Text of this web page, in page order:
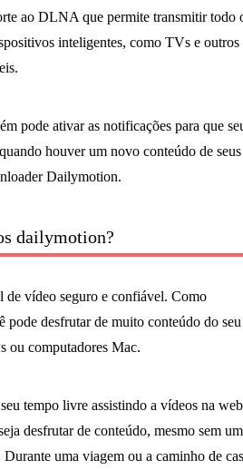
ao DLNA que permite transmitir todo
inteligentes, como TVs e outros
pode ativar as notificações para que
houver um novo conteúdo de seus
Dailymotion.
dailymotion?
vídeo seguro e confiável. Como
pode desfrutar de muito conteúdo do seu
ou computadores Mac.
tempo livre assistindo a vídeos na
desfrutar de conteúdo, mesmo sem
uma viagem ou a caminho de